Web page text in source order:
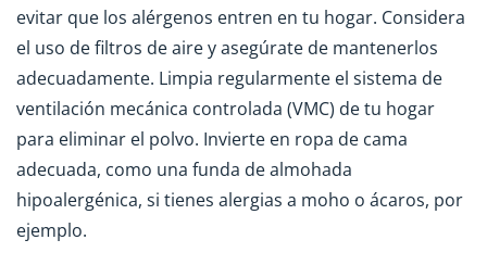
evitar que los alérgenos entren en tu hogar. Considera
el uso de filtros de aire y asegúrate de mantenerlos
adecuadamente. Limpia regularmente el sistema de
ventilación mecánica controlada (VMC) de tu hogar
para eliminar el polvo. Invierte en ropa de cama
adecuada, como una funda de almohada
hipoalergénica, si tienes alergias a moho o ácaros, por
ejemplo.